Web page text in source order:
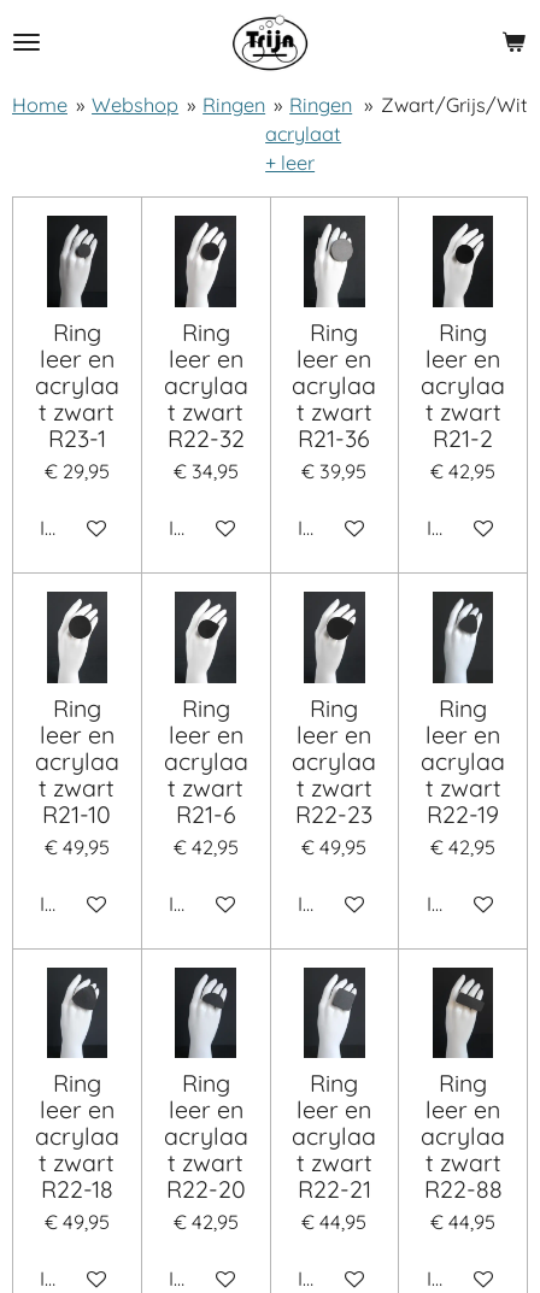
direct
de
Home » Webshop » Ringen » Ringen
acrylaat
+ leer
» Zwart/Grijs/Wit
Ring
leer en
acrylaa
t zwart
R23-1
€ 29,95
In winkelwagen
Ring
leer en
acrylaa
t zwart
R22-32
€ 34,95
In winkelwagen
Ring
leer en
acrylaa
t zwart
R21-36
€ 39,95
In winkelwagen
Ring
leer en
acrylaa
t zwart
R21-2
€ 42,95
In
Ring
leer en
acrylaa
t zwart
R21-10
€ 49,95
In winkelwagen
Ring
leer en
acrylaa
t zwart
R21-6
€ 42,95
In winkelwagen
Ring
leer en
acrylaa
t zwart
R22-23
€ 49,95
In winkelwagen
Ring
leer en
acrylaa
t zwart
R22-19
€ 42,95
In
Ring
leer en
acrylaa
t zwart
R22-18
€ 49,95
In winkelwagen
Ring
leer en
acrylaa
t zwart
R22-20
€ 42,95
In winkelwagen
Ring
leer en
acrylaa
t zwart
R22-21
€ 44,95
In winkelwagen
Ring
leer en
acrylaa
t zwart
R22-88
€ 44,95
In